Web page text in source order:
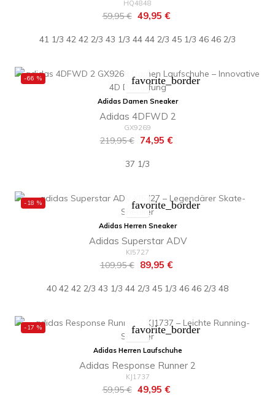
HQ4848
Regulärer
59,95 € Preis
49,95 €
41 1/3 42 42 2/3 43 1/3 44 44 2/3 45 1/3 46 46 2/3
-66 % favorite_border
Adidas Damen Sneaker
Adidas 4DFWD 2
GX9269
Regulärer
219,95 € Preis
74,95 €
37 1/3
-18 % favorite_border
Adidas Herren Sneaker
Adidas Superstar ADV
KI5727
Regulärer
109,95 € Preis
89,95 €
40 42 42 2/3 43 1/3 44 2/3 45 1/3 46 46 2/3 48
-17 % favorite_border
Adidas Herren Laufschuhe
Adidas Response Runner 2
KJ1737
Regulärer
59,95 € Preis
49,95 €